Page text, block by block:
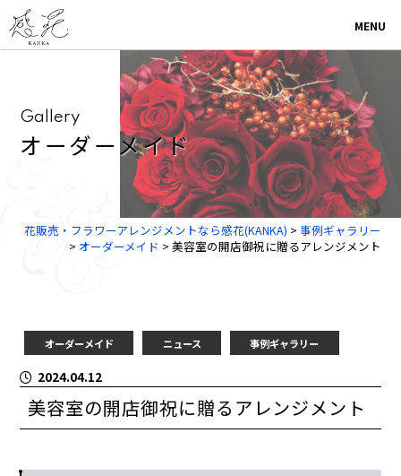
MENU
Ga lery
オーダー メイド
花販売・フラワーアレンジメントなら感花(KANKA) > 事例ギャラリー
> オーダーメイド > 美容室の開店御祝に贈るアレンジメント
オーダーメイド ニュース 事例ギャラリー
2024.04.12
美容室の開店御祝に贈るアレンジメント